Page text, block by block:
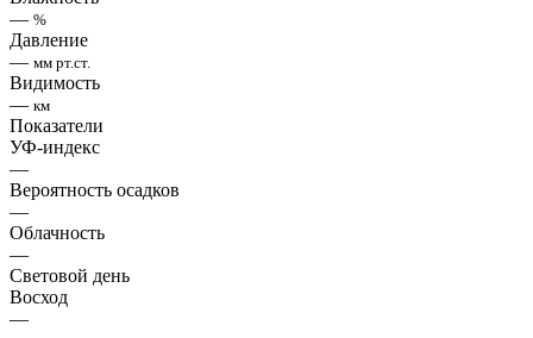
— %
Давление
— мм рт.ст.
Видимость
— км
Показатели
УФ-индекс
—
Вероятность осадков
—
Облачность
—
Световой день
Восход
—